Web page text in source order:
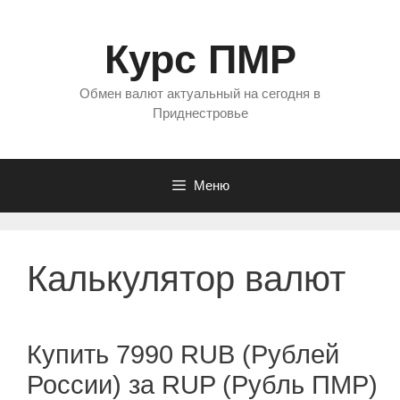
Курс ПМР
Обмен валют актуальный на сегодня в
Приднестровье
Меню
Калькулятор валют
Купить 7990 RUB (Рублей
России) за RUP (Рубль ПМР)